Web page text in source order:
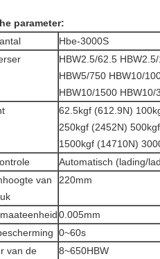
parameter:
Hbe-3000S
HBW2.5/62.5
HBW5/750 HBW10/
HBW10/1500 HBW10/
62.5kgf (612.9N)
250kgf (2452N)
1500kgf (14710N)
Automatisch (lading/
van
220mm
0.005mm
0~60s
van de
8~650HBW